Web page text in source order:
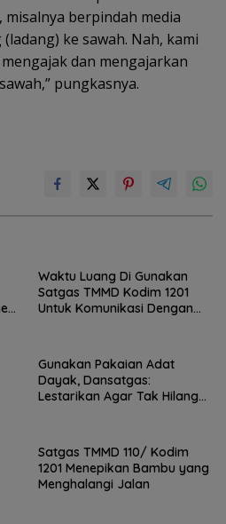
berpindah media
ke sawah. Nah, kami
dan mengajarkan
pungkasnya.
Waktu Luang Di Gunakan
Satgas TMMD Kodim 1201
Untuk Komunikasi Dengan
Gunakan Pakaian Adat
Dayak, Dansatgas:
Lestarikan Agar Tak Hilang
Satgas TMMD 110/ Kodim
1201 Menepikan Bambu yang
Menghalangi Jalan